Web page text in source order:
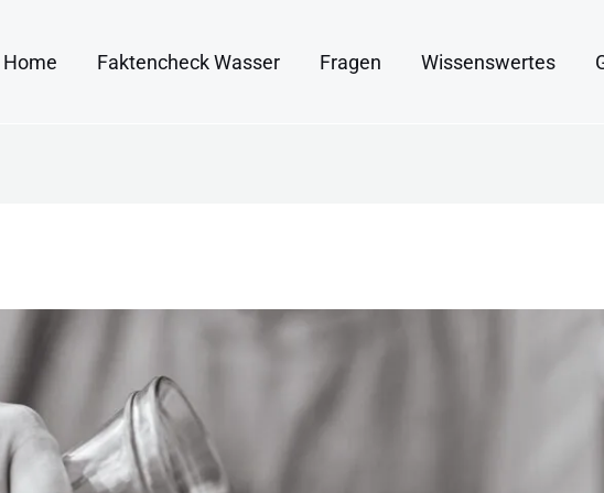
Home Faktencheck Wasser Fragen Wissenswertes